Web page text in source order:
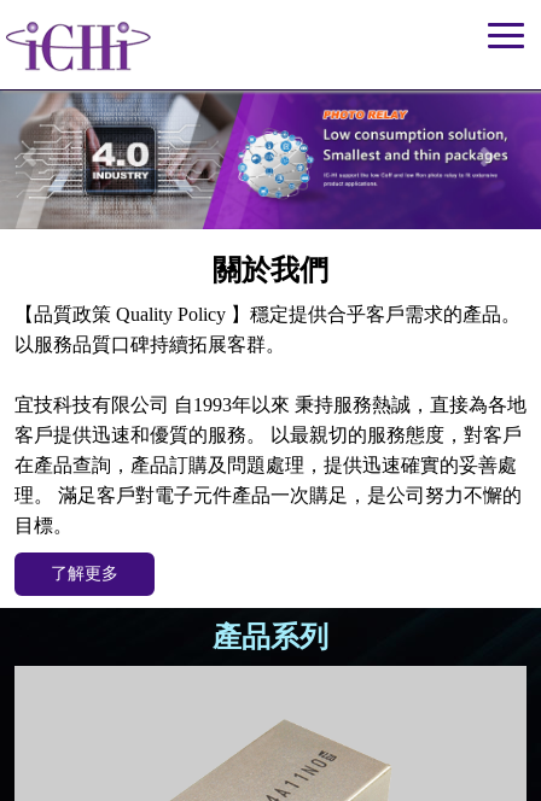
關於我們
【品質政策 Quality Policy 】穩定提供合乎客戶需求的產品。
以服務品質口碑持續拓展客群。
宜技科技有限公司 自1993年以來 秉持服務熱誠，直接為各地
客戶提供迅速和優質的服務。 以最親切的服務態度，對客戶
在產品查詢，產品訂購及問題處理，提供迅速確實的妥善處
理。 滿足客戶對電子元件產品一次購足，是公司努力不懈的
目標。
了解更多
產品系列